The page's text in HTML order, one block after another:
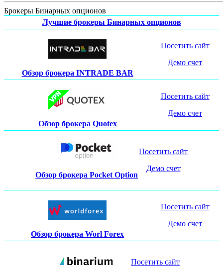
Брокеры Бинарных опционов
Лучшие брокеры Бинарных опционов
Обзор брокера INTRADE BAR
Посетить сайт
Демо счет
Обзор брокера Quotex
Посетить сайт
Демо счет
Обзор брокера Pocket Option
Посетить сайт
Демо счет
Обзор брокера Worl Forex
Посетить сайт
Демо счет
Посетить сайт